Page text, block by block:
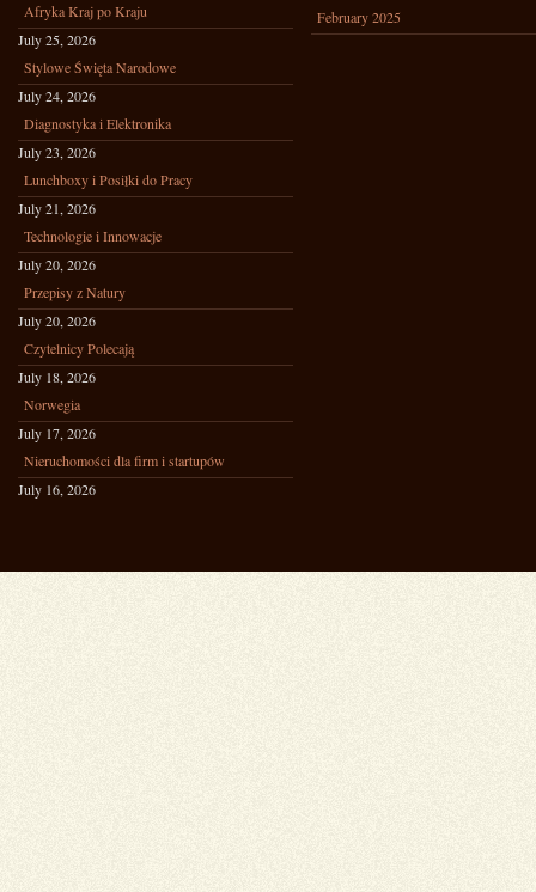
Afryka Kraj po Kraju
July 25, 2026
Stylowe Święta Narodowe
July 24, 2026
Diagnostyka i Elektronika
July 23, 2026
Lunchboxy i Posiłki do Pracy
July 21, 2026
Technologie i Innowacje
July 20, 2026
Przepisy z Natury
July 20, 2026
Czytelnicy Polecają
July 18, 2026
Norwegia
July 17, 2026
Nieruchomości dla firm i startupów
July 16, 2026
February 2025